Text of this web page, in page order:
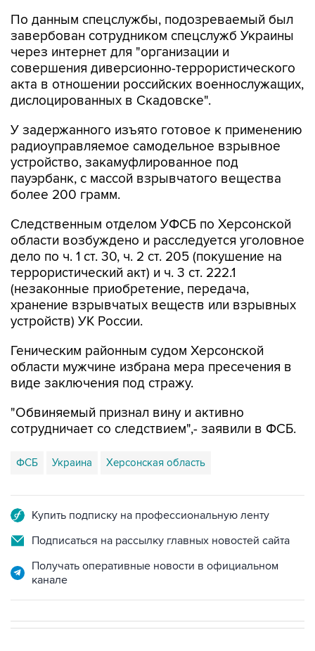
По данным спецслужбы, подозреваемый был
завербован сотрудником спецслужб Украины
через интернет для "организации и
совершения диверсионно-террористического
акта в отношении российских военнослужащих,
дислоцированных в Скадовске".
У задержанного изъято готовое к применению
радиоуправляемое самодельное взрывное
устройство, закамуфлированное под
пауэрбанк, с массой взрывчатого вещества
более 200 грамм.
Следственным отделом УФСБ по Херсонской
области возбуждено и расследуется уголовное
дело по ч. 1 ст. 30, ч. 2 ст. 205 (покушение на
террористический акт) и ч. 3 ст. 222.1
(незаконные приобретение, передача,
хранение взрывчатых веществ или взрывных
устройств) УК России.
Геническим районным судом Херсонской
области мужчине избрана мера пресечения в
виде заключения под стражу.
"Обвиняемый признал вину и активно
сотрудничает со следствием",- заявили в ФСБ.
ФСБ Украина Херсонская область
Купить подписку на профессиональную ленту
Подписаться на рассылку главных новостей сайта
Получать оперативные новости в официальном
канале